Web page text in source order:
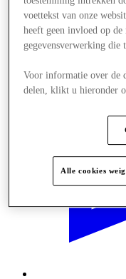
voettekst van onze
heeft geen invloed op
gegevensverwerking die
Voor informatie over de
delen, klikt u hieronder
Alle cookies